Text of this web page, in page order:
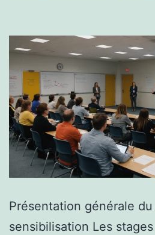
Présentation générale
sensibilisation Les